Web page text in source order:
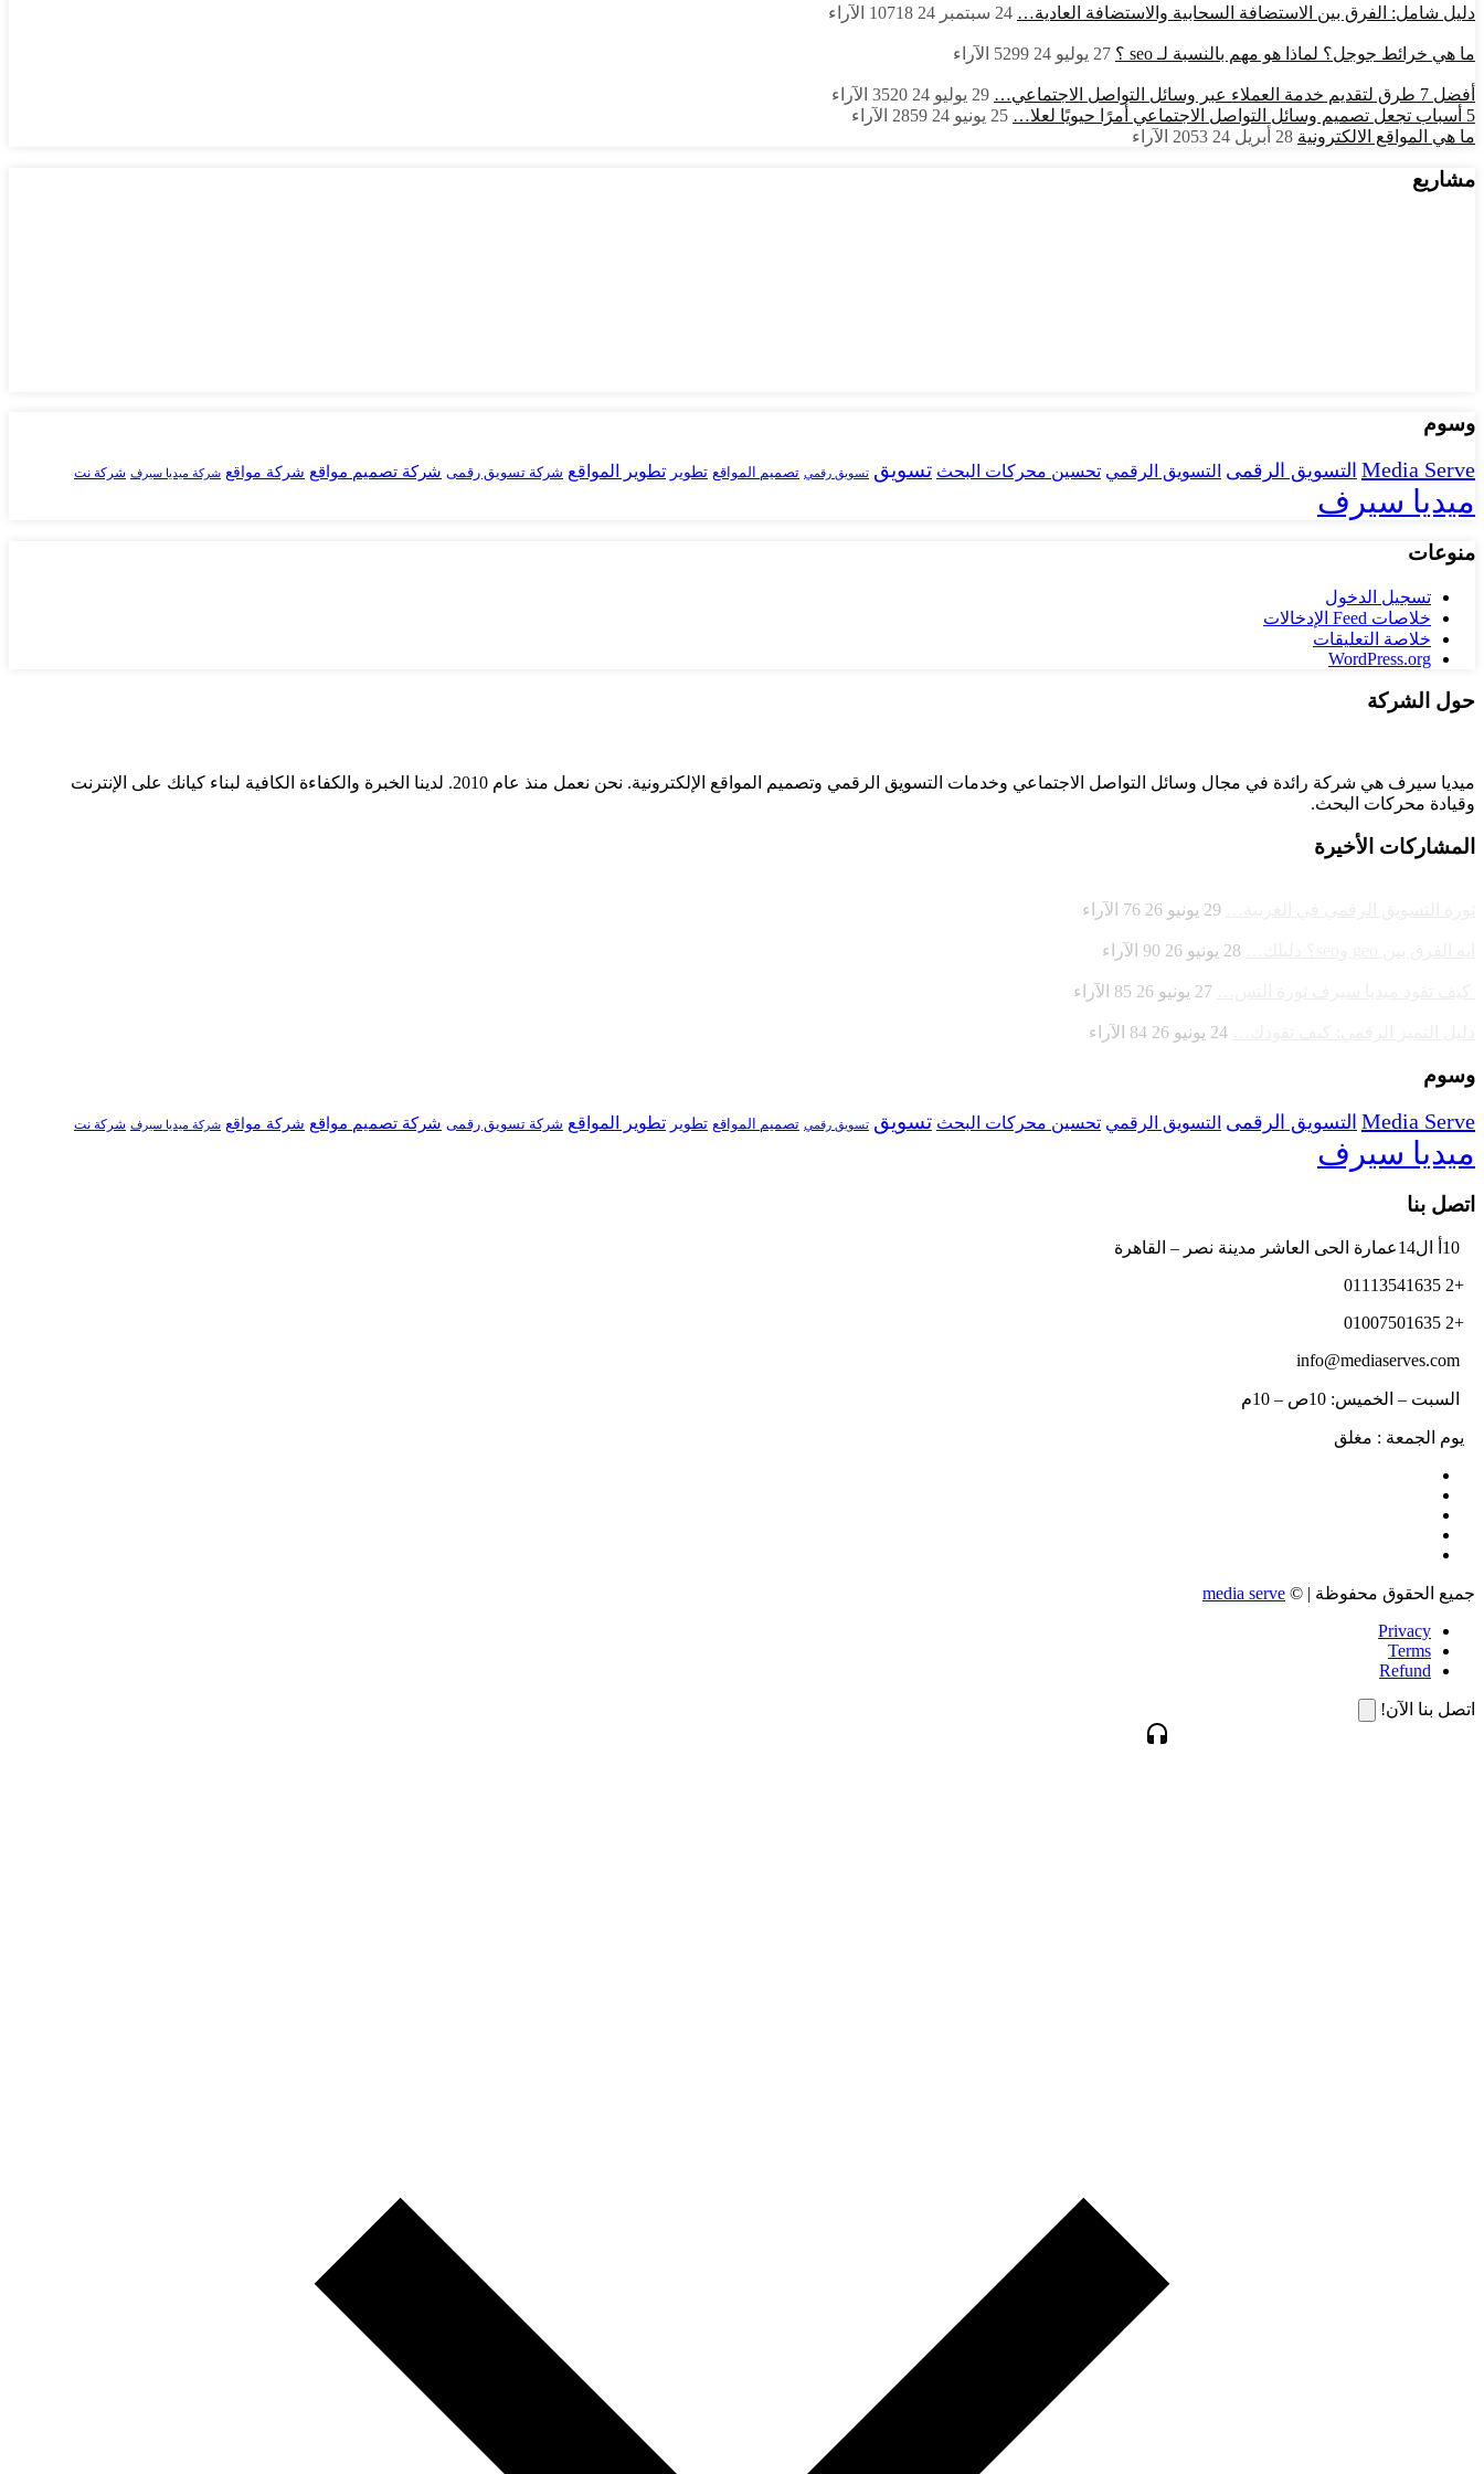
دليل شامل: الفرق بين الاستضافة السحابية والاستضافة العادية… 24 سبتمبر 24 10718 الآراء
ما هي خرائط جوجل؟ لماذا هو مهم بالنسبة لـ seo ؟ 27 يوليو 24 5299 الآراء
أفضل 7 طرق لتقديم خدمة العملاء عبر وسائل التواصل الاجتماعي… 29 يوليو 24 3520 الآراء
5 أسباب تجعل تصميم وسائل التواصل الاجتماعي أمرًا حيويًا لعلا…
25 يونيو 24 2859 الآراء
ما هي المواقع الالكترونية 28 أبريل 24 2053 الآراء
مشاريع
وسوم
Media Serve التسويق الرقمى التسويق الرقمي تحسين محركات البحث تسويق تسويق رقمي تصميم المواقع تطوير تطوير المواقع شركة تسويق رقمى شركة تصميم مواقع شركة مواقع شركة ميديا سيرف شركة نت
ميديا سيرف
منوعات
تسجيل الدخول
خلاصات Feed الإدخالات
خلاصة التعليقات
WordPress.org
حول الشركة
ميديا ​​سيرف هي شركة رائدة في مجال وسائل التواصل الاجتماعي وخدمات التسويق الرقمي وتصميم المواقع الإلكترونية. نحن نعمل منذ عام 2010. لدينا الخبرة والكفاءة الكافية لبناء كيانك على الإنترنت
وقيادة محركات البحث.
المشاركات الأخيرة
29 يونيو 26 76 الآراء
28 يونيو 26 90 الآراء
27 يونيو 26 85 الآراء
24 يونيو 26 84 الآراء
وسوم
Media Serve التسويق الرقمى التسويق الرقمي تحسين محركات البحث تسويق تسويق رقمي تصميم المواقع تطوير تطوير المواقع شركة تسويق رقمى شركة تصميم مواقع شركة مواقع شركة ميديا سيرف شركة نت
ميديا سيرف
اتصل بنا
+2 01113541635
+2 01007501635
السبت – الخميس: 10ص – 10م
يوم الجمعة : مغلق
جميع الحقوق محفوظة | © media serve
Privacy
Terms
Refund
اتصل بنا الآن!